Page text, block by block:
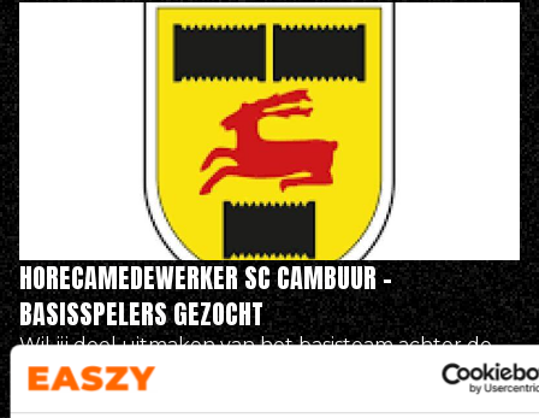
HORECAMEDEWERKER SC CAMBUUR –
BASISSPELERS GEZOCHT
Wil jij deel uitmaken van het basisteam achter de
bar in het…